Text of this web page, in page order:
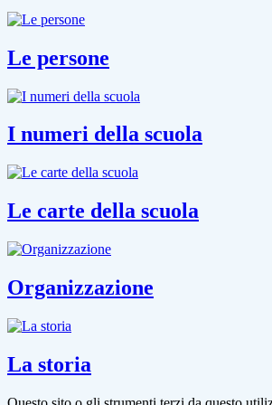
Le persone
I numeri della scuola
Le carte della scuola
Organizzazione
La storia